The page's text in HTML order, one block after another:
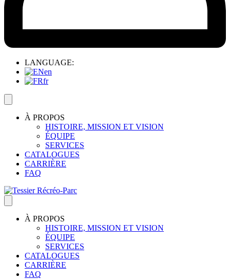
LANGUAGE:
en
fr
À PROPOS
HISTOIRE, MISSION ET VISION
ÉQUIPE
SERVICES
CATALOGUES
CARRIÈRE
FAQ
À PROPOS
HISTOIRE, MISSION ET VISION
ÉQUIPE
SERVICES
CATALOGUES
CARRIÈRE
FAQ